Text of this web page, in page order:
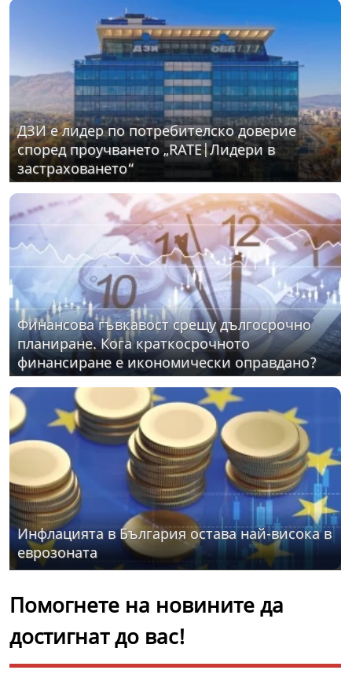
ДЗИ е лидер по потребителско доверие
според проучването „RATE|Лидери в
застраховането“
Финансова гъвкавост срещу дългосрочно
планиране. Кога краткосрочното
финансиране е икономически оправдано?
Инфлацията в България остава най-висока в
еврозоната
Помогнете на новините да
достигнат до вас!